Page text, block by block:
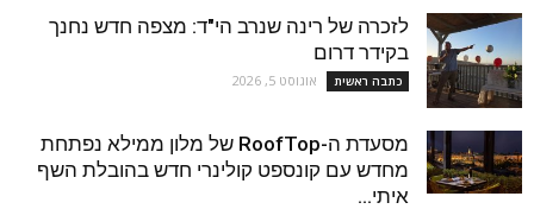
לזכרה של רינה שנרב הי"ד: מצפה חדש נחנך
בקידר דרום
כתבה ראשית אוגוסט 5, 2026
מסעדת ה-RoofTop של מלון ממילא נפתחת
מחדש עם קונספט קולינרי חדש בהובלת השף
איתי...